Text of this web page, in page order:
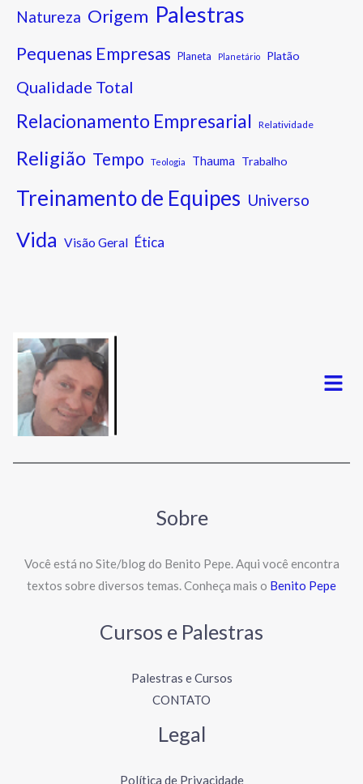
Natureza Origem Palestras
Pequenas Empresas Planeta Planetário Platão
Qualidade Total
Relacionamento Empresarial Relatividade
Religião Tempo Teologia Thauma Trabalho
Treinamento de Equipes Universo
Vida Visão Geral Ética
Menu
Sobre
Você está no Site/blog do Benito Pepe. Aqui você encontra
textos sobre diversos temas. Conheça mais o Benito Pepe
Cursos e Palestras
Palestras e Cursos
CONTATO
Legal
Política de Privacidade